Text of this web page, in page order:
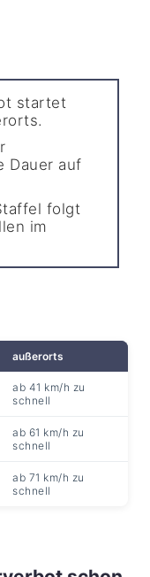
startet
Dauer auf
folgt
im
außerorts
ab 41 km/h zu
schnell
ab 61 km/h zu
schnell
ab 71 km/h zu
schnell